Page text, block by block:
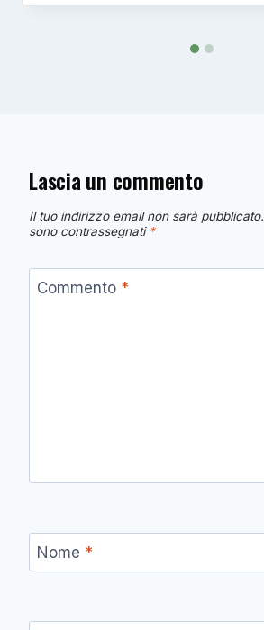
Lascia un commento
Il tuo indirizzo email non sarà pubblicato.
sono contrassegnati *
Commento *
Nome *